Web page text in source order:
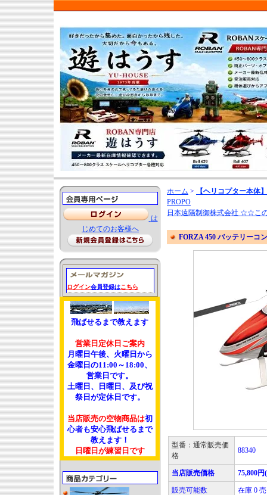
は
じめてのお客様へ
ログイン会員登録はこちら
飛ばせるまで教えます
営業日定休日ご案内
月曜日午後、火曜日から
金曜日の11:00～18:00、
営業日です。
土曜日、日曜日、及び祝
祭日が定休日です。
当店販売の空物商品は初
心者も安心飛ばせるまで
教えます！
日曜日が練習日です
ホーム >
【ヘリコプター本体
PROPO
日本遠隔制御株式会社 ☆☆こ
FORZA 450 バッテリーコ
型番：通常販売価
格
88340
当店販売価格 75,800円
販売可能数 在庫 0